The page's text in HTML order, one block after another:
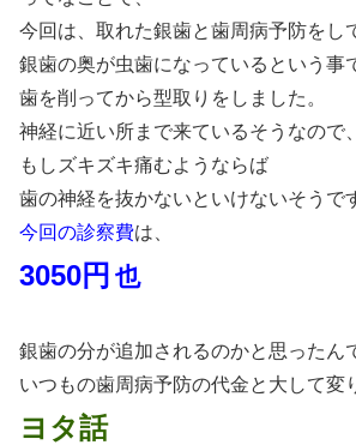
今回は、取れた銀歯と歯周病予防をし
銀歯の奥が虫歯になっているという事
歯を削ってから型取りをしました。
神経に近い所まで来ているそうなので、
もしズキズキ痛むようならば
歯の神経を抜かないといけないそうで
今回の診察費は、
3050円 也
銀歯の分が追加されるのかと思ったん
いつもの歯周病予防の代金と大して変
ヨタ話